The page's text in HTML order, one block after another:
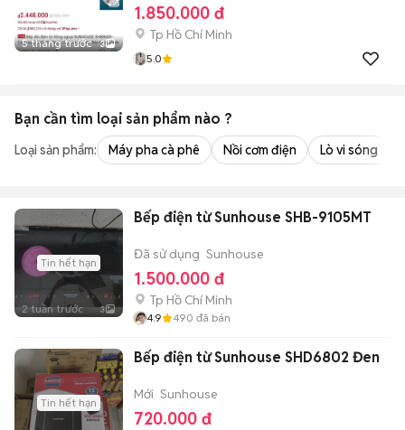
5 tháng trước 3
1.850.000 đ
Tp Hồ Chí Minh
5.0
Bạn cần tìm loại sản phẩm nào ?
Loại sản phẩm: Máy pha cà phê Nồi cơm điện Lò vi sóng
Tin hết hạn
2 tuần trước 3
Bếp điện từ Sunhouse SHB-9105MT
Đã sử dụng Sunhouse
1.500.000 đ
Tp Hồ Chí Minh
4.9 490 đã bán
Tin hết hạn
Bếp điện từ Sunhouse SHD6802 Đen
Mới Sunhouse
720.000 đ